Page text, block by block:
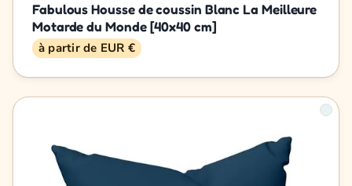
Fabulous Housse de coussin Blanc La Meilleure
Motarde du Monde [40x40 cm]
à partir de EUR €